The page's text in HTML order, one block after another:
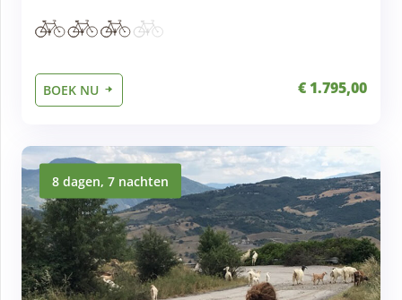
BOEK NU € 1.795,00
8 dagen, 7 nachten